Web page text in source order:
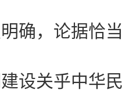
，论据恰当
关乎中华民